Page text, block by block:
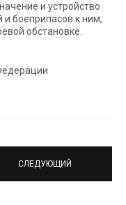
и устройство
боеприпасов к ним,
обстановке.
СЛЕДУЮЩИЙ